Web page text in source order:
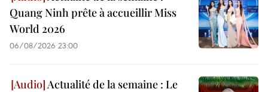
Quang Ninh prête à accueillir Miss
World 2026
06/08/2026 23:00
Actualité de la semaine : Le